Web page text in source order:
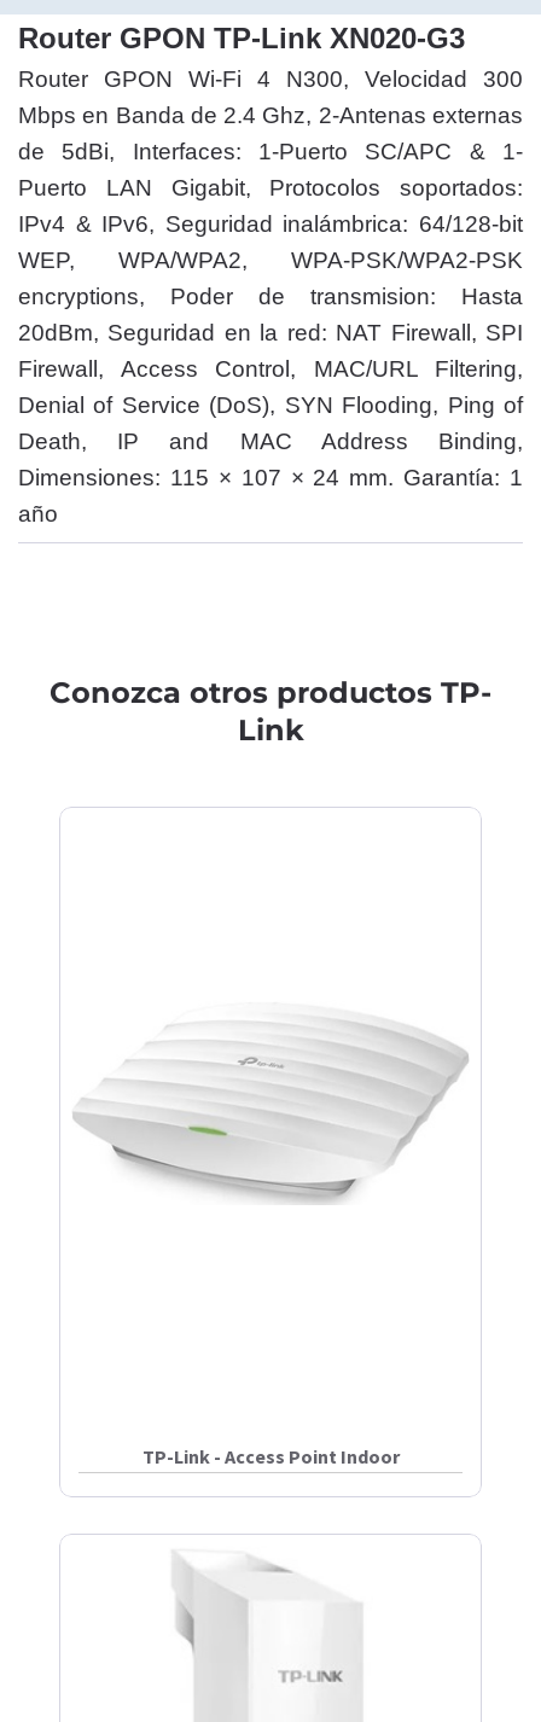
Router GPON TP-Link XN020-G3
Router GPON Wi-Fi 4 N300, Velocidad 300
Mbps en Banda de 2.4 Ghz, 2-Antenas externas
de 5dBi, Interfaces: 1-Puerto SC/APC & 1-
Puerto LAN Gigabit, Protocolos soportados:
IPv4 & IPv6, Seguridad inalámbrica: 64/128-bit
WEP, WPA/WPA2, WPA-PSK/WPA2-PSK
encryptions, Poder de transmision: Hasta
20dBm, Seguridad en la red: NAT Firewall, SPI
Firewall, Access Control, MAC/URL Filtering,
Denial of Service (DoS), SYN Flooding, Ping of
Death, IP and MAC Address Binding,
Dimensiones: 115 × 107 × 24 mm. Garantía: 1
año
Conozca otros productos TP-
Link
TP-Link - Access Point Indoor